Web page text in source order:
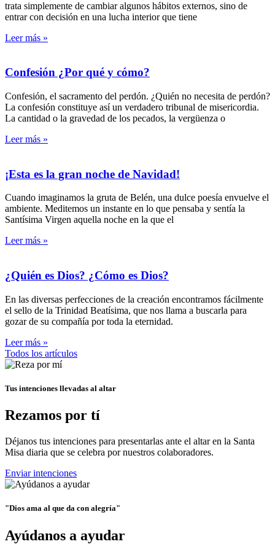
trata simplemente de cambiar algunos hábitos externos, sino de
entrar con decisión en una lucha interior que tiene
Leer más »
Confesión ¿Por qué y cómo?
Confesión, el sacramento del perdón. ¿Quién no necesita de perdón?
La confesión constituye así un verdadero tribunal de misericordia.
La cantidad o la gravedad de los pecados, la vergüenza o
Leer más »
¡Esta es la gran noche de Navidad!
Cuando imaginamos la gruta de Belén, una dulce poesía envuelve el
ambiente. Meditemos un instante en lo que pensaba y sentía la
Santísima Virgen aquella noche en la que el
Leer más »
¿Quién es Dios? ¿Cómo es Dios?
En las diversas perfecciones de la creación encontramos fácilmente
el sello de la Trinidad Beatísima, que nos llama a buscarla para
gozar de su compañía por toda la eternidad.
Leer más »
Todos los artículos
Tus intenciones llevadas al altar
Rezamos por tí
Déjanos tus intenciones para presentarlas ante el altar en la Santa
Misa diaria que se celebra por nuestros colaboradores.
Enviar intenciones
"Dios ama al que da con alegría"
Ayúdanos a ayudar